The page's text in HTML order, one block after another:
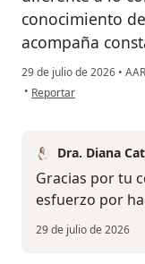
conocimiento
acompaña
29 de julio de 2026 •
• en opinión del usuario
Reportar
Dra. Diana
Gracias por tu
esfuerzo por
29 de julio de 2026